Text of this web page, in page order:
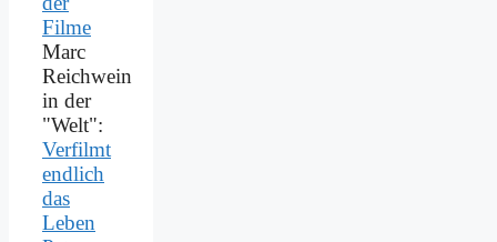
Marc
Reichwein
in der
"Welt":
Verfilmt
endlich
das
Leben